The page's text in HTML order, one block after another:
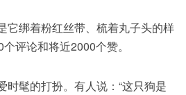
它绑着粉红丝带、梳着丸子头的样
评论和将近2000个赞。
时髦的打扮。有人说：“这只狗是